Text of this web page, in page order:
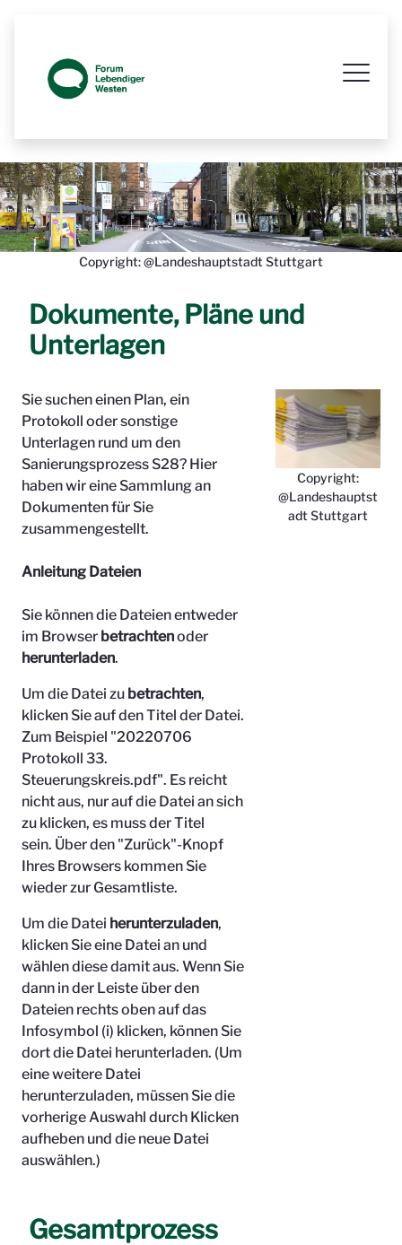
Copyright: @Landeshauptstadt Stuttgart
Dokumente, Pläne und
Unterlagen
Sie suchen einen Plan, ein
Protokoll oder sonstige
Unterlagen rund um den
Sanierungsprozess S28? Hier
haben wir eine Sammlung an
Dokumenten für Sie
zusammengestellt.
Anleitung Dateien
Sie können die Dateien entweder
im Browser betrachtenoder
herunterladen.
Um die Datei zu betrachten,
klicken Sie auf den Titel der Datei.
Zum Beispiel "20220706
Protokoll 33.
Steuerungskreis.pdf". Es reicht
nicht aus, nur auf die Datei an sich
zu klicken, es muss der Titel
sein. Über den "Zurück"-Knopf
Ihres Browsers kommen Sie
wieder zur Gesamtliste.
Um die Datei herunterzuladen,
klicken Sie eine Datei an und
wählen diese damit aus. Wenn Sie
dann in der Leiste über den
Dateien rechts oben auf das
Infosymbol (i) klicken, können Sie
dort die Datei herunterladen. (Um
eine weitere Datei
herunterzuladen, müssen Sie die
vorherige Auswahl durch Klicken
aufheben und die neue Datei
auswählen.)
Copyright:
@Landeshauptst
adt Stuttgart
Gesamtprozess